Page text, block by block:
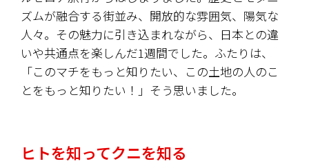
ズムが融合する街並み、開放的な雰囲気、陽気な
人々。その魅力に引き込まれながら、日本との違
いや共通点を楽しんだ1週間でした。ふたりは、
「このマチをもっと知りたい、この土地の人のこ
とをもっと知りたい！」そう思いました。
ヒトを知ってクニを知る